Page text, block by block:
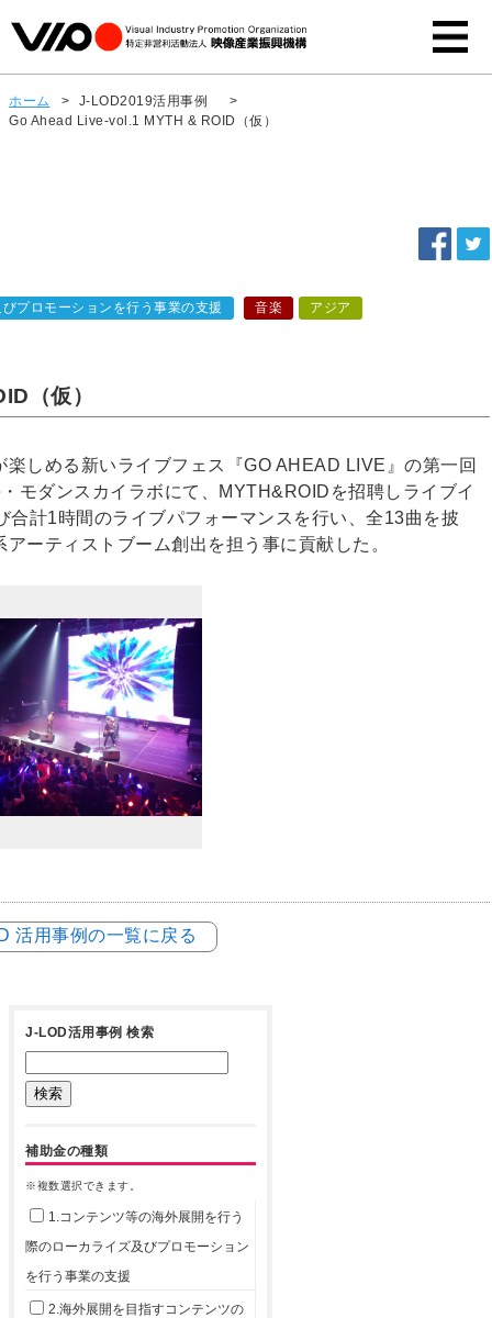
ホーム > J-LOD2019活用事例
>
Go Ahead Live-vol.1 MYTH & ROID（仮）
プロモーションを行う事業の支援 音楽 アジア
（仮）
しめる新いライブフェス『GO AHEAD LIVE』の第一回
モダンスカイラボにて、MYTH&ROIDを招聘しライブイ
計1時間のライブパフォーマンスを行い、全13曲を披
ーティストブーム創出を担う事に貢献した。
活用事例の一覧に戻る
J-LOD活用事例 検索
補助金の種類
※複数選択できます。
1.コンテンツ等の海外展開を行う
際のローカライズ及びプロモーション
を行う事業の支援
2.海外展開を目指すコンテンツの